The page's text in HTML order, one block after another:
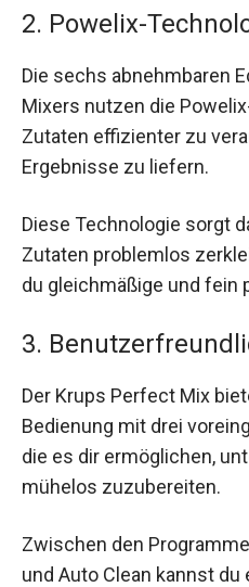
2. Powelix-
Die sechs abnehmbaren
Mixers nutzen die
Zutaten effizienter zu
Ergebnisse zu liefern.
Diese Technologie sorgt
Zutaten problemlos
du gleichmäßige und fein
3.
Der Krups Perfect Mix
Bedienung mit drei
die es dir ermöglichen,
mühelos zuzubereiten.
Zwischen den
und Auto Clean kannst